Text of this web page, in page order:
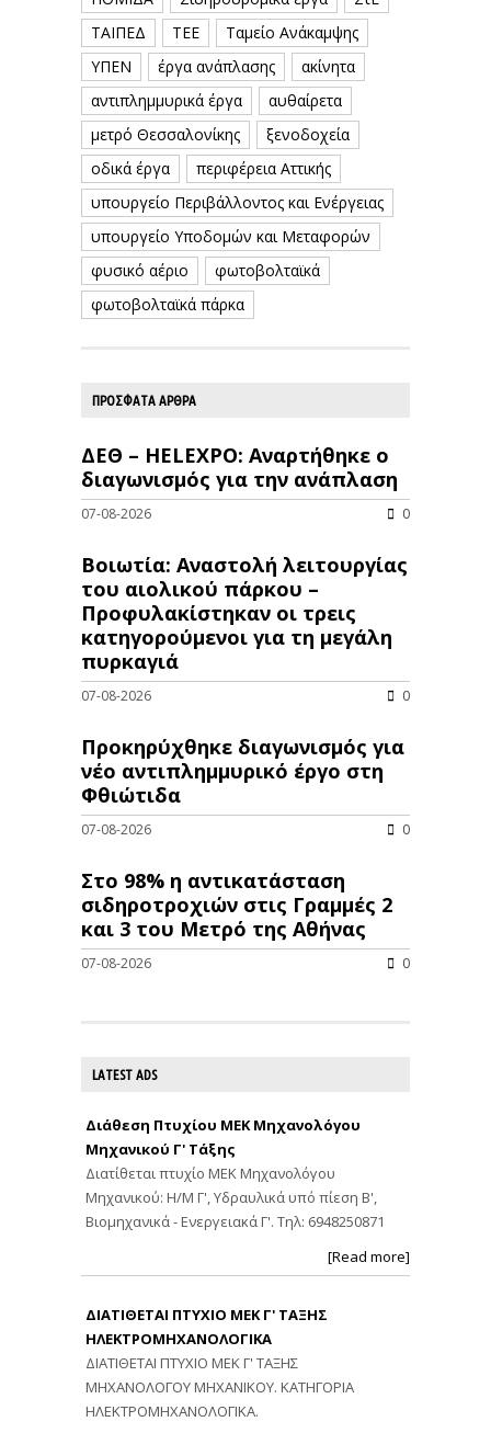
ΤΑΙΠΕΔ
ΤΕΕ
Ταμείο Ανάκαμψης
ΥΠΕΝ
έργα ανάπλασης
ακίνητα
αντιπλημμυρικά έργα
αυθαίρετα
μετρό Θεσσαλονίκης
ξενοδοχεία
οδικά έργα
περιφέρεια Αττικής
υπουργείο Περιβάλλοντος και Ενέργειας
υπουργείο Υποδομών και Μεταφορών
φυσικό αέριο
φωτοβολταϊκά
φωτοβολταϊκά πάρκα
ΠΡΟΣΦΑΤΑ ΑΡΘΡΑ
ΔΕΘ – HELEXPO: Αναρτήθηκε ο
διαγωνισμός για την ανάπλαση
07-08-2026 0
Βοιωτία: Αναστολή λειτουργίας
του αιολικού πάρκου –
Προφυλακίστηκαν οι τρεις
κατηγορούμενοι για τη μεγάλη
πυρκαγιά
07-08-2026 0
Προκηρύχθηκε διαγωνισμός για
νέo αντιπλημμυρικό έργο στη
Φθιώτιδα
07-08-2026 0
Στο 98% η αντικατάσταση
σιδηροτροχιών στις Γραμμές 2
και 3 του Μετρό της Αθήνας
07-08-2026 0
LATEST ADS
Διάθεση Πτυχίου ΜΕΚ Μηχανολόγου
Μηχανικού Γ' Τάξης
Διατίθεται πτυχίο ΜΕΚ Μηχανολόγου
Μηχανικού: Η/Μ Γ', Υδραυλικά υπό πίεση Β',
Βιομηχανικά - Ενεργειακά Γ'. Τηλ: 6948250871
[Read more]
ΔΙΑΤΙΘΕΤΑΙ ΠΤΥΧΙΟ ΜΕΚ Γ' ΤΑΞΗΣ
ΗΛΕΚΤΡΟΜΗΧΑΝΟΛΟΓΙΚΑ
ΔΙΑΤΙΘΕΤΑΙ ΠΤΥΧΙΟ ΜΕΚ Γ' ΤΑΞΗΣ
ΜΗΧΑΝΟΛΟΓΟΥ ΜΗΧΑΝΙΚΟΥ. ΚΑΤΗΓΟΡΙΑ
ΗΛΕΚΤΡΟΜΗΧΑΝΟΛΟΓΙΚΑ.